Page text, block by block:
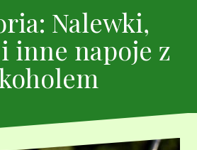
Nalewki,
inne napoje z